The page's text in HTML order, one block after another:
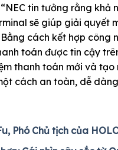
tin tưởng rằng
sẽ giúp giải quyết
cách kết hợp công
toán được tin cậy
thanh toán mới và
cách an toàn, dễ
Phó Chủ tịch của